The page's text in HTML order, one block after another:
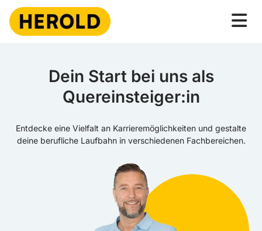
Dein Start bei uns als
Quereinsteiger:in
Entdecke eine Vielfalt an Karrieremöglichkeiten und gestalte
deine berufliche Laufbahn in verschiedenen Fachbereichen.